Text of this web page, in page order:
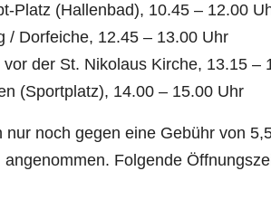
Abt-Platz (Hallenbad),
/ Dorfeiche, 12.45 – 13.00 Uhr
der St. Nikolaus Kirche, 13.15 –
(Sportplatz), 14.00 – 15.00 Uhr
noch gegen eine Gebühr von
Folgende